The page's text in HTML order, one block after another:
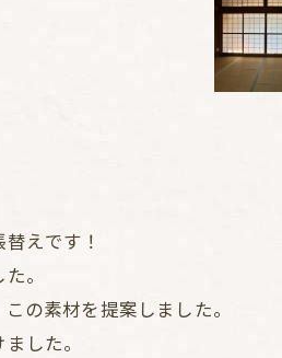
えです！
。
の素材を提案しました。
した。